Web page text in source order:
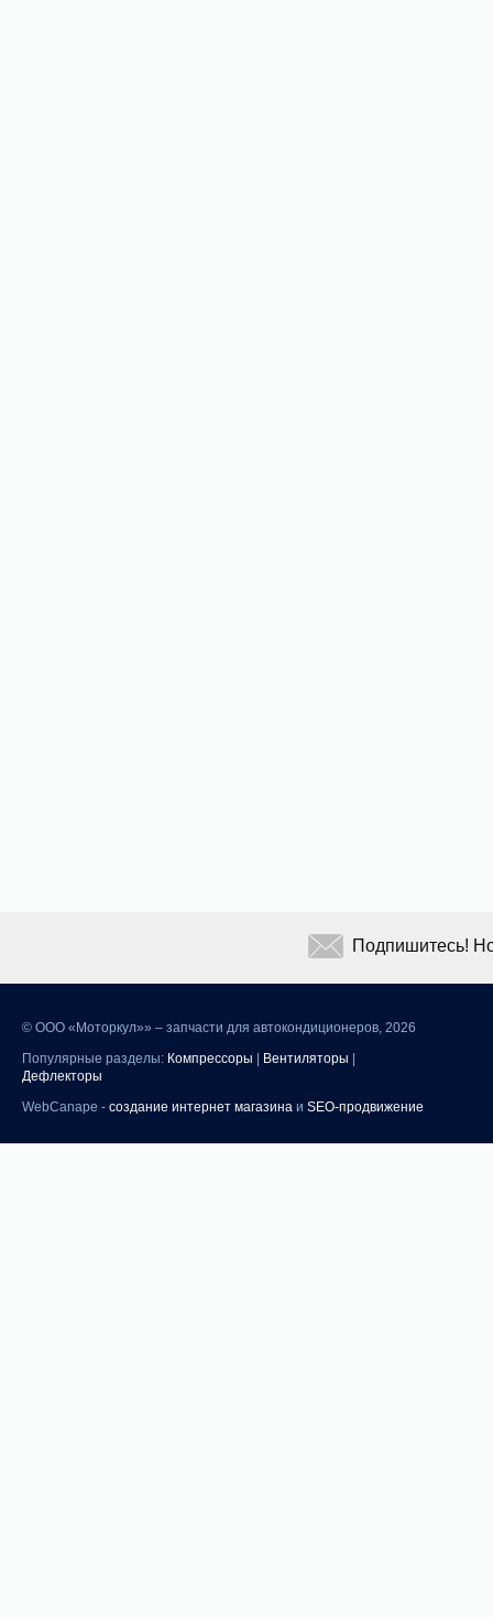
© ООО «Моторкул»» – запчасти для автокондиционеров, 2026
Популярные разделы: Компрессоры Вентиляторы
Дефлекторы
WebCanape - создание интернет магазина и SEO-продвижение
Подпишитесь!